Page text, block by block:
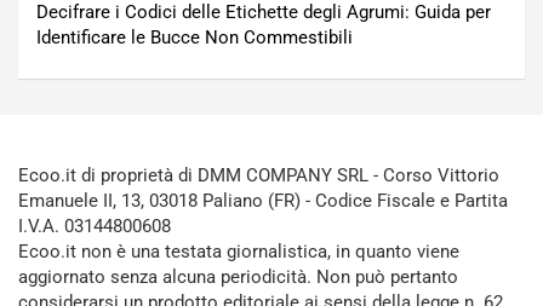
Decifrare i Codici delle Etichette degli Agrumi: Guida per
Identificare le Bucce Non Commestibili
Ecoo.it di proprietà di DMM COMPANY SRL - Corso Vittorio
Emanuele II, 13, 03018 Paliano (FR) - Codice Fiscale e Partita
I.V.A. 03144800608
Ecoo.it non è una testata giornalistica, in quanto viene
aggiornato senza alcuna periodicità. Non può pertanto